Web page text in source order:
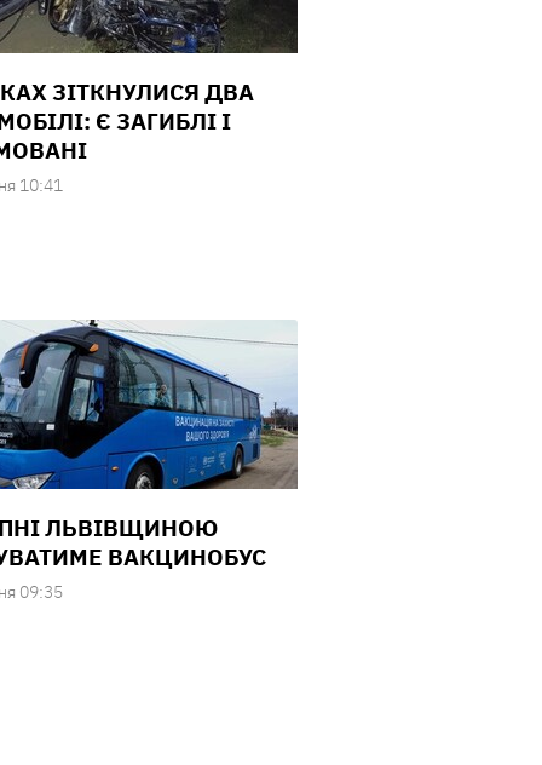
ЗІТКНУЛИСЯ ДВА
Є ЗАГИБЛІ І
10:41
ЛЬВІВЩИНОЮ
ВАКЦИНОБУС
09:35